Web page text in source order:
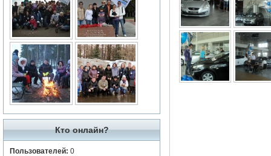
Кто онлайн?
Пользователей: 0